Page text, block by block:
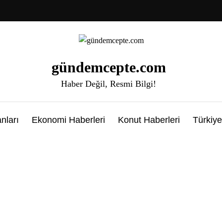
gündemcepte.com
Haber Değil, Resmi Bilgi!
Ekonomi Haberleri Konut Haberleri Türkiye